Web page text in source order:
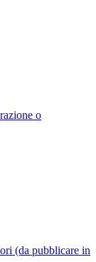
o
(da pubblicare in